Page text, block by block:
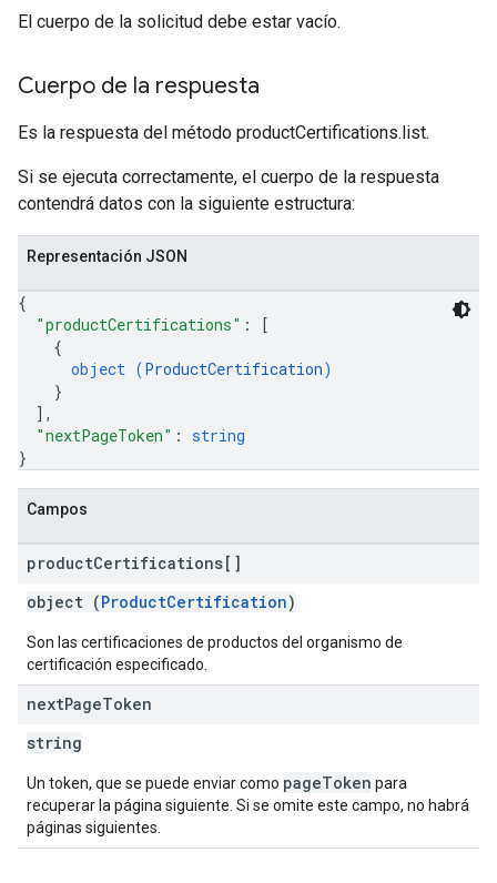
El cuerpo de la solicitud debe estar vacío.
Cuerpo de la respuesta
Es la respuesta del método productCertifications.list.
Si se ejecuta correctamente, el cuerpo de la respuesta
contendrá datos con la siguiente estructura:
Representación JSON
{
"productCertifications" :
[
{
object (ProductCertification)
}
] ,
"nextPageToken" : string
}
Campos
productCertifications[]
object (ProductCertification)
Son las certificaciones de productos del organismo de
certificación especificado.
nextPageToken
string
Un token, que se puede enviar como pageToken para
recuperar la página siguiente. Si se omite este campo, no habrá
páginas siguientes.